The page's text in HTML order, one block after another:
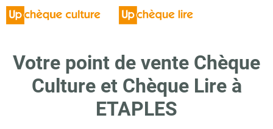
Votre point de vente Chèque
Culture et Chèque Lire à
ETAPLES